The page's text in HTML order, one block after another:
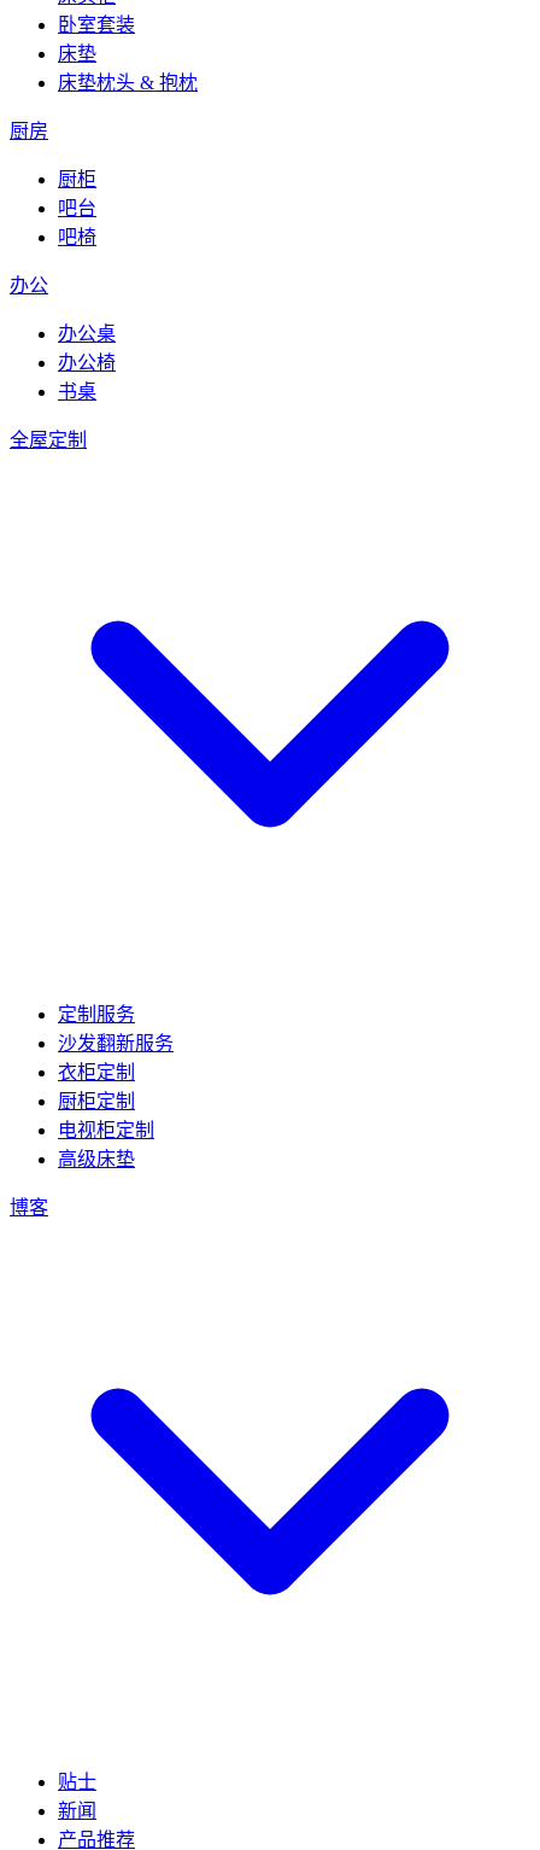
卧室套装
床垫
床垫枕头 & 抱枕
厨房
厨柜
吧台
吧椅
办公
办公桌
办公椅
书桌
全屋定制
定制服务
沙发翻新服务
衣柜定制
厨柜定制
电视柜定制
高级床垫
博客
贴士
新闻
产品推荐